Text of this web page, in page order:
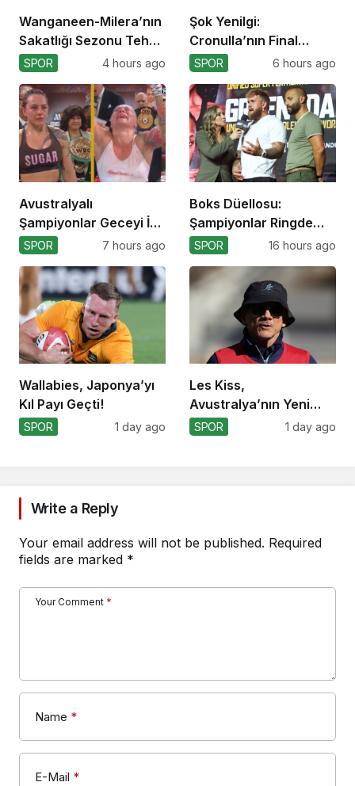
Wanganeen-Milera’nın
Sakatlığı Sezonu Tehdit
Ediyor
SPOR 4 hours ago
Şok Yenilgi:
Cronulla’nın Final
Umutları Sarsıldı
SPOR 6 hours ago
Avustralyalı
Şampiyonlar Geceyi İki
Yenilgiyle Kapadı
SPOR 7 hours ago
Boks Düellosu:
Şampiyonlar Ringde
Kapışacak!
SPOR 16 hours ago
Wallabies, Japonya’yı
Kıl Payı Geçti!
SPOR 1 day ago
Les Kiss,
Avustralya’nın Yeni
Koçu Olarak Debüt
SPOR 1 day ago
Write a Reply
Your email address will not be published. Required
fields are marked *
Your Comment *
Name *
E-Mail *